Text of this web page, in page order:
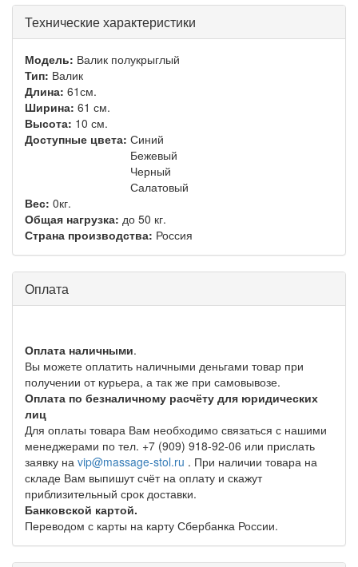
Технические характеристики
Модель: Валик полукрыглый
Тип: Валик
Длина: 61см.
Ширина: 61 см.
Высота: 10 см.
Доступные цвета: Синий
Бежевый
Черный
Салатовый
Вес: 0кг.
Общая нагрузка:
до 50 кг.
Страна производства: Россия
Оплата
Оплата наличными.
Вы можете оплатить наличными деньгами товар при
получении от курьера, а так же при самовывозе.
Оплата по безналичному расчёту для юридических
лиц
Для оплаты товара Вам необходимо связаться с нашими
менеджерами по тел. +7 (909) 918-92-06 или прислать
заявку на vip@massage-stol.ru . При наличии товара на
складе Вам выпишут счёт на оплату и скажут
приблизительный срок доставки.
Банковской картой.
Переводом с карты на карту Сбербанка России.